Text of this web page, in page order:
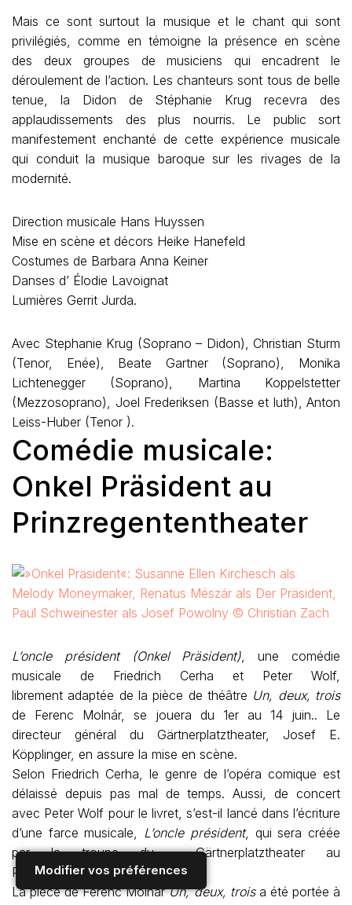
Modifier vos préférences
Mais ce sont surtout la musique et le chant qui sont
privilégiés, comme en témoigne la présence en scène
des deux groupes de musiciens qui encadrent le
déroulement de l’action. Les chanteurs sont tous de belle
tenue, la Didon de Stéphanie Krug recevra des
applaudissements des plus nourris. Le public sort
manifestement enchanté de cette expérience musicale
qui conduit la musique baroque sur les rivages de la
modernité.
Direction musicale Hans Huyssen
Mise en scène et décors Heike Hanefeld
Costumes de Barbara Anna Keiner
Danses d’ Élodie Lavoignat
Lumières Gerrit Jurda.
Avec Stephanie Krug (Soprano – Didon), Christian Sturm
(Tenor, Enée), Beate Gartner (Soprano), Monika
Lichtenegger (Soprano), Martina Koppelstetter
(Mezzosoprano), Joel Frederiksen (Basse et luth), Anton
Leiss-Huber (Tenor ).
Comédie musicale:
Onkel Präsident au
Prinzregententheater
L’oncle président (Onkel Präsident), une comédie
musicale de Friedrich Cerha et Peter Wolf,
librement adaptée de la pièce de théâtre Un, deux, trois
de Ferenc Molnár, se jouera du 1er au 14 juin.. Le
directeur général du Gärtnerplatztheater, Josef E.
Köpplinger, en assure la mise en scène.
Selon Friedrich Cerha, le genre de l’opéra comique est
délaissé depuis pas mal de temps. Aussi, de concert
avec Peter Wolf pour le livret, s’est-il lancé dans l’écriture
d’une farce musicale, L’oncle président, qui sera créée
par la troupe du Gärtnerplatztheater au
Prinzregententheater de Munich.
La pièce de Ferenc MolnárUn, deux, troisa été portée à